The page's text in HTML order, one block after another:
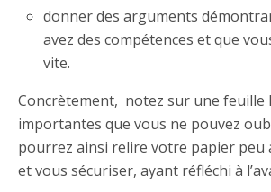
donner des arguments
avez des compétences et que
vite.
Concrètement, notez sur une feuille
importantes que vous ne pouvez
pourrez ainsi relire votre papier peu
et vous sécuriser, ayant réfléchi à